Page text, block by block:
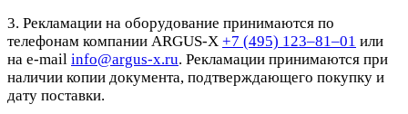
3. Рекламации на оборудование принимаются по
телефонам компании ARGUS-X +7 (495) 123–81–01 или
на e-mail info@argus-x.ru. Рекламации принимаются при
наличии копии документа, подтверждающего покупку и
дату поставки.